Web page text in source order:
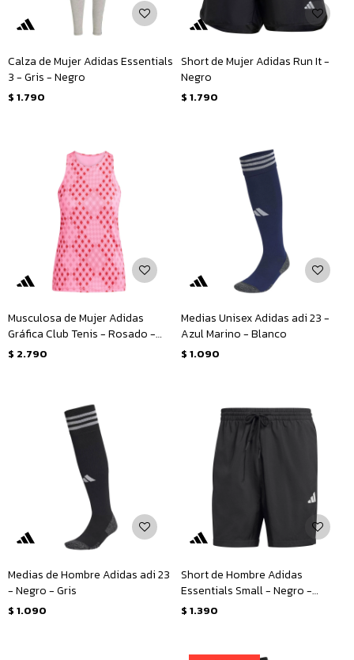
Calza de Mujer Adidas Essentials
3 - Gris - Negro
$ 1.790
Short de Mujer Adidas Run It -
Negro
$ 1.790
Musculosa de Mujer Adidas
Gráfica Club Tenis - Rosado -
Rojo
$ 2.790
Medias Unisex Adidas adi 23 -
Azul Marino - Blanco
$ 1.090
Medias de Hombre Adidas adi 23
- Negro - Gris
$ 1.090
Short de Hombre Adidas
Essentials Small - Negro -
Blanco
$ 1.390